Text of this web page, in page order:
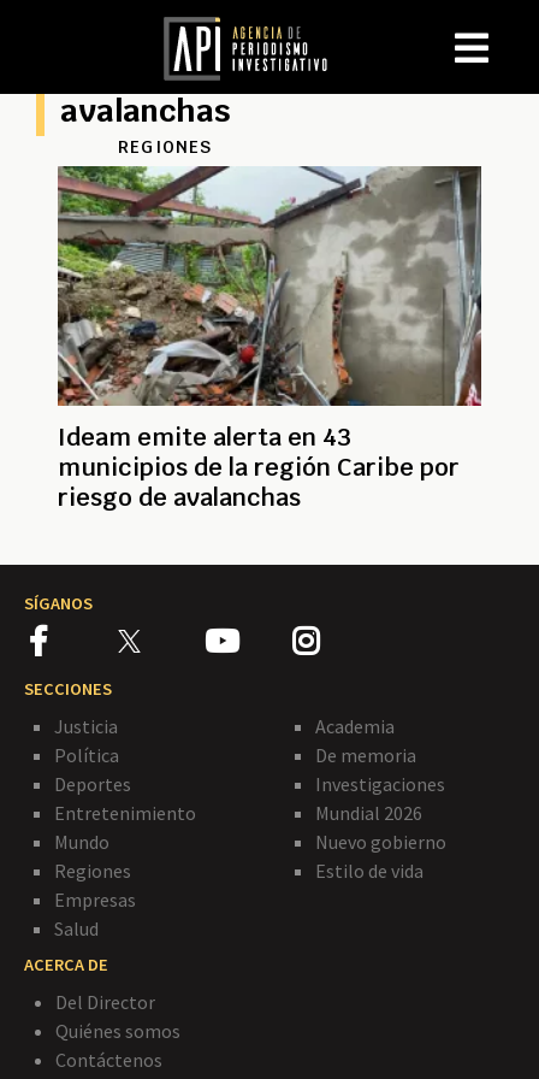
avalanchas
REGIONES
Ideam emite alerta en 43
municipios de la región Caribe por
riesgo de avalanchas
SÍGANOS
SECCIONES
Justicia
Política
Deportes
Entretenimiento
Mundo
Regiones
Empresas
Salud
Academia
De memoria
Investigaciones
Mundial 2026
Nuevo gobierno
Estilo de vida
ACERCA DE
Del Director
Quiénes somos
Contáctenos